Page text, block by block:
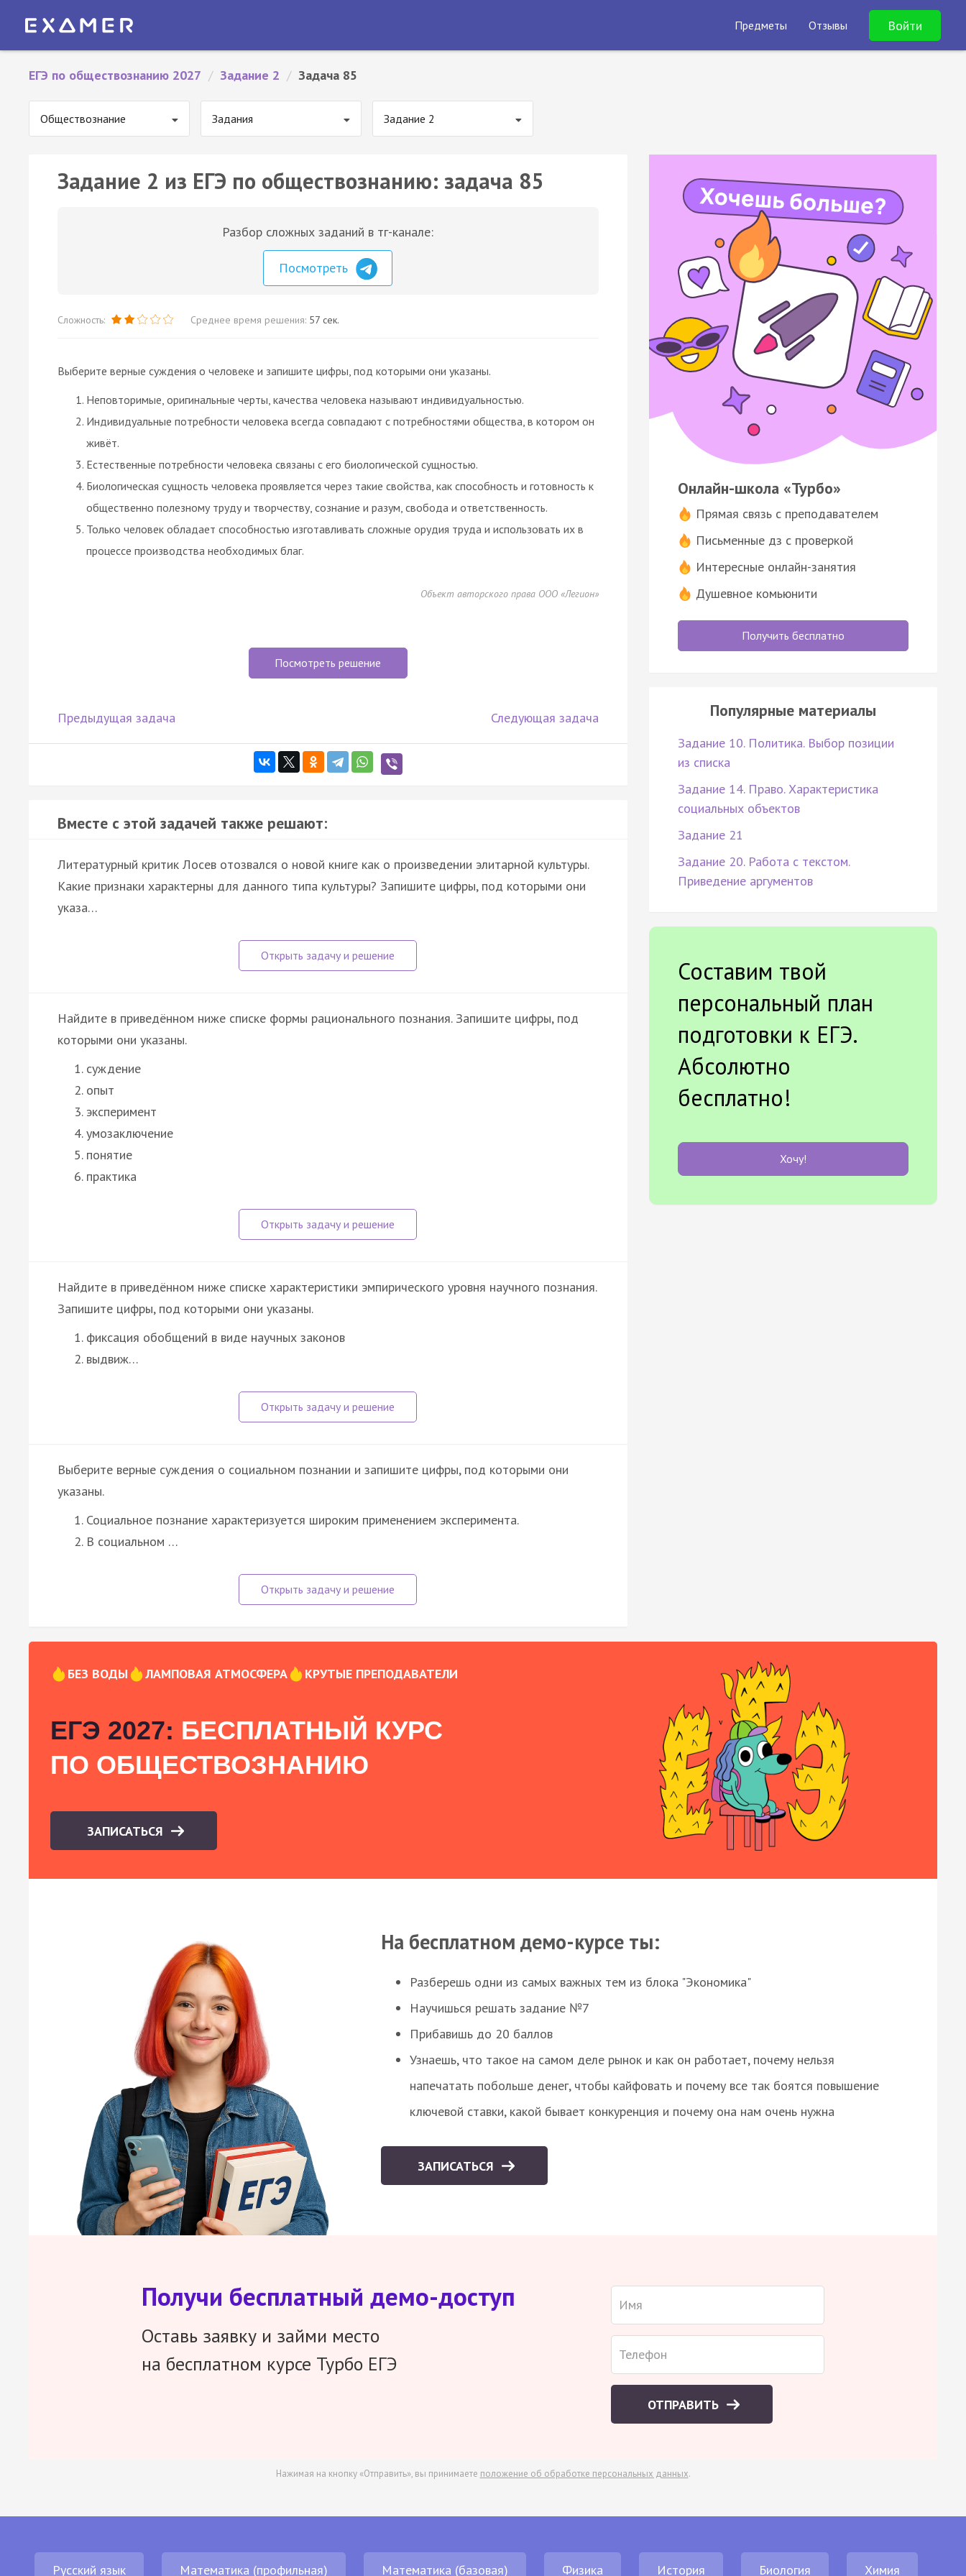
Предметы Отзывы Войти
ЕГЭ по обществознанию 2027 / Задание 2 / Задача 85
Обществознание Задания Задание 2
Задание 2 из ЕГЭ по обществознанию: задача 85
Разбор сложных заданий в тг-канале:
Посмотреть
Сложность: Среднее время решения: 57 сек.
Выберите верные суждения о человеке и запишите цифры, под которыми они указаны.
Неповторимые, оригинальные черты, качества человека называют индивидуальностью.
Индивидуальные потребности человека всегда совпадают с потребностями общества, в котором он
живёт.
Естественные потребности человека связаны с его биологической сущностью.
Биологическая сущность человека проявляется через такие свойства, как способность и готовность к
общественно полезному труду и творчеству, сознание и разум, свобода и ответственность.
Только человек обладает способностью изготавливать сложные орудия труда и использовать их в
процессе производства необходимых благ.
Объект авторского права ООО «Легион»
Посмотреть решение
Предыдущая задача Следующая задача
Вместе с этой задачей также решают:
Литературный критик Лосев отозвался о новой книге как о произведении элитарной культуры.
Какие признаки характерны для данного типа культуры? Запишите цифры, под которыми они
указа…
Найдите в приведённом ниже списке формы рационального познания. Запишите цифры, под
которыми они указаны.
суждение
опыт
эксперимент
умозаключение
понятие
практика
Найдите в приведённом ниже списке характеристики эмпирического уровня научного познания.
Запишите цифры, под которыми они указаны.
фиксация обобщений в виде научных законов
выдвиж…
Выберите верные суждения о социальном познании и запишите цифры, под которыми они
указаны.
Социальное познание характеризуется широким применением эксперимента.
В социальном …
Онлайн-школа «Турбо»
Прямая связь с преподавателем
Письменные дз с проверкой
Интересные онлайн-занятия
Душевное комьюнити
Получить бесплатно
Популярные материалы
Задание 10. Политика. Выбор позиции
из списка
Задание 14. Право. Характеристика
социальных объектов
Задание 21
Задание 20. Работа с текстом.
Приведение аргументов
Составим твой
персональный план
подготовки к ЕГЭ.
Абсолютно
бесплатно!
Хочу!
БЕЗ ВОДЫ ЛАМПОВАЯ АТМОСФЕРА КРУТЫЕ ПРЕПОДАВАТЕЛИ
ЕГЭ 2027: БЕСПЛАТНЫЙ КУРС
ПО ОБЩЕСТВОЗНАНИЮ
ЗАПИСАТЬСЯ
На бесплатном демо-курсе ты:
Разберешь одни из самых важных тем из блока "Экономика"
Научишься решать задание №7
Прибавишь до 20 баллов
Узнаешь, что такое на самом деле рынок и как он работает, почему нельзя
напечатать побольше денег, чтобы кайфовать и почему все так боятся повышение
ключевой ставки, какой бывает конкуренция и почему она нам очень нужна
ЗАПИСАТЬСЯ
Получи бесплатный демо-доступ
Оставь заявку и займи место
на бесплатном курсе Турбо ЕГЭ
ОТПРАВИТЬ
Нажимая на кнопку «Отправить», вы принимаете положение об обработке персональных данных.
Русский язык Математика (профильная) Математика (базовая) Физика История Биология Химия